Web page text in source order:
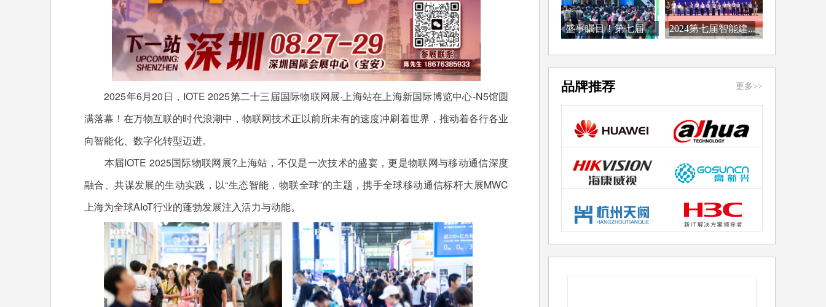
2025年6月20日，IOTE 2025第二十三届国际物联网展·上海站在上海新国际博览中心-N5馆圆
满落幕！在万物互联的时代浪潮中，物联网技术正以前所未有的速度冲刷着世界，推动着各行各业
向智能化、数字化转型迈进。
本届IOTE 2025国际物联网展?上海站，不仅是一次技术的盛宴，更是物联网与移动通信深度
融合、共谋发展的生动实践，以“生态智能，物联全球”的主题，携手全球移动通信标杆大展MWC
上海为全球AIoT行业的蓬勃发展注入活力与动能。
盛事瞩目！第七届
2024第七届智能建...
品牌推荐 更多>>